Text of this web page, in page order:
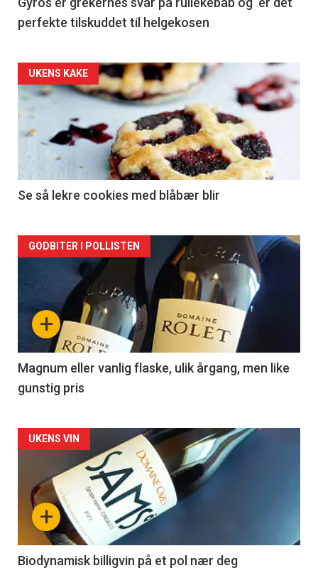
perfekte tilskuddet til helgekosen
Forsiden
akkurat
nå
2
UKENS KAKE
Se så lekre cookies med blåbær blir
Forsiden
akkurat
nå
3
+
GODBITER I POLLISTEN
Magnum eller vanlig flaske, ulik årgang, men like
gunstig pris
Forsiden
akkurat
nå
4
+
UKENS VIN
Biodynamisk billigvin på et pol nær deg